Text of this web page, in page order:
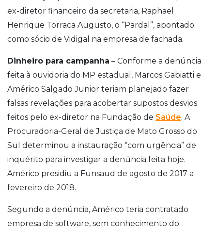
ex-diretor financeiro da secretaria, Raphael
Henrique Torraca Augusto, o “Pardal”, apontado
como sócio de Vidigal na empresa de fachada.
Dinheiro para campanha – Conforme a denúncia
feita à ouvidoria do MP estadual, Marcos Gabiatti e
Américo Salgado Junior teriam planejado fazer
falsas revelações para acobertar supostos desvios
feitos pelo ex-diretor na Fundação de Saúde. A
Procuradoria-Geral de Justiça de Mato Grosso do
Sul determinou a instauração “com urgência” de
inquérito para investigar a denúncia feita hoje.
Américo presidiu a Funsaud de agosto de 2017 a
fevereiro de 2018.
Segundo a denúncia, Américo teria contratado
empresa de software, sem conhecimento do